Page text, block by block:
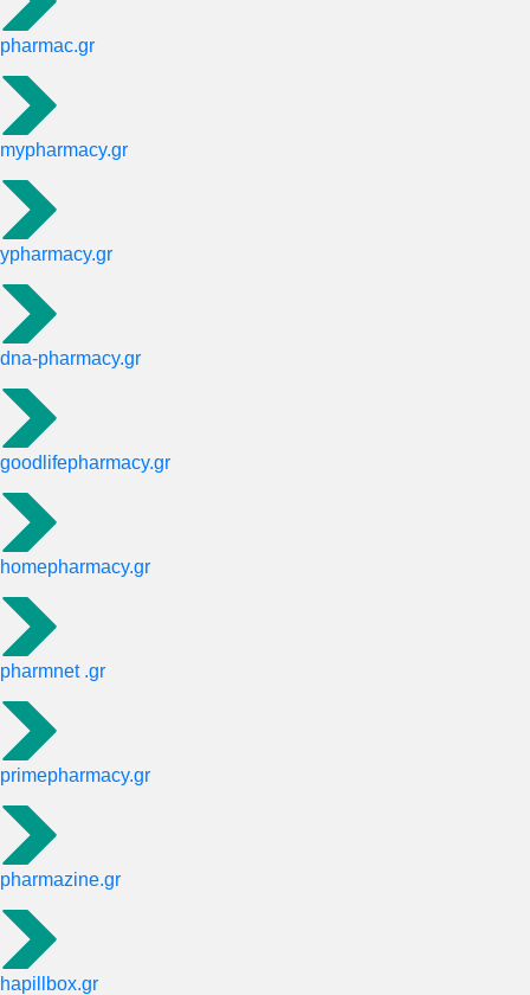
pharmac.gr
mypharmacy.gr
ypharmacy.gr
dna-pharmacy.gr
goodlifepharmacy.gr
homepharmacy.gr
pharmnet .gr
primepharmacy.gr
pharmazine.gr
hapillbox.gr